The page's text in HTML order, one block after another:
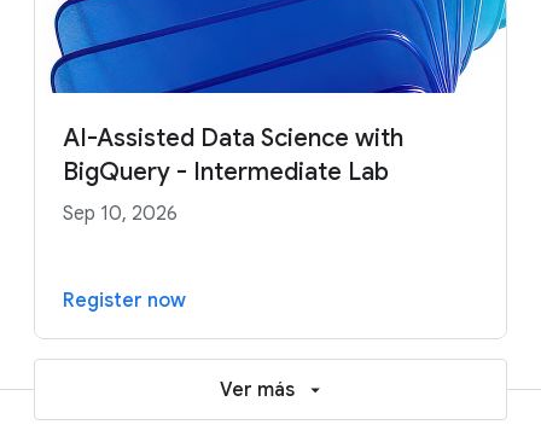
AI-Assisted Data Science with
BigQuery - Intermediate Lab
Sep 10, 2026
Register now
Ver más